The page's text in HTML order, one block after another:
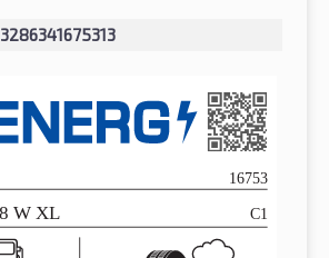
3286341675313